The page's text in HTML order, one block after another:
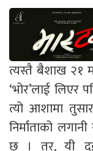
त्यस्तै बैशाख २१
‘भोर’लाई लिएर
त्यो आशामा
निर्माताको
छ । तर, यी